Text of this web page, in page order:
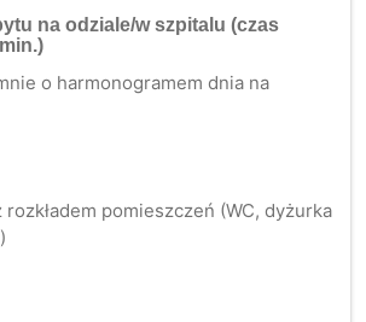
na odziale/w szpitalu (czas
o harmonogramem dnia na
rozkładem pomieszczeń (WC, dyżurka